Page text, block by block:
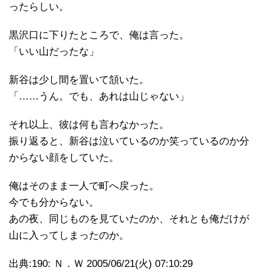
ったらしい。
黒沢口に下りたところで、俺は言った。
「いい山だったな」
新谷は少し間を置いて頷いた。
「……うん。でも、あれは山じゃない」
それ以上、彼は何も言わなかった。
振り返ると、新谷は泣いているのか笑っているのか分
からない顔をしていた。
俺はそのまま一人で町へ戻った。
今でも分からない。
あの夜、同じものを見ていたのか、それとも俺だけが
山に入ってしまったのか。
出典:190: Ｎ．Ｗ 2005/06/21(火) 07:10:29